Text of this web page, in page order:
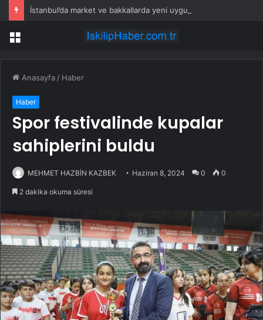
Menü
Anasayfa / Haber
Haber
Spor festivalinde kupalar
sahiplerini buldu
MEHMET HAZBİN KAZBEK Haziran 8, 2024 0 0
2 dakika okuma süresi